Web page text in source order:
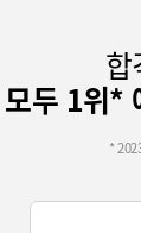
합
모두 1위*
*